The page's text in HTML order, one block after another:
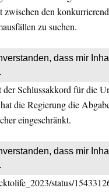
zwischen den
zu suchen.
dass mir
Schlussakkord für die
die Regierung die
eingeschränkt.
dass mir
status/